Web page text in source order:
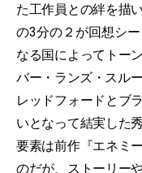
た工作員との絆を描
の3分の２が回想シ
なる国によってトー
バー・ランズ・スル
レッドフォードとブ
いとなって結実した
要素は前作『エネミ
のだが、ストーリー